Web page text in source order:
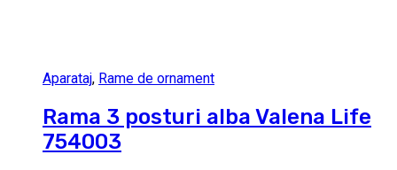
Aparataj, Rame de ornament
Rama 3 posturi alba Valena Life
754003